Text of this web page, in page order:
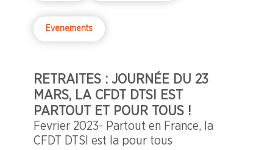
Evenements
RETRAITES : JOURNÉE DU 23
MARS, LA CFDT DTSI EST
PARTOUT ET POUR TOUS !
Fevrier 2023- Partout en France, la
CFDT DTSI est la pour tous